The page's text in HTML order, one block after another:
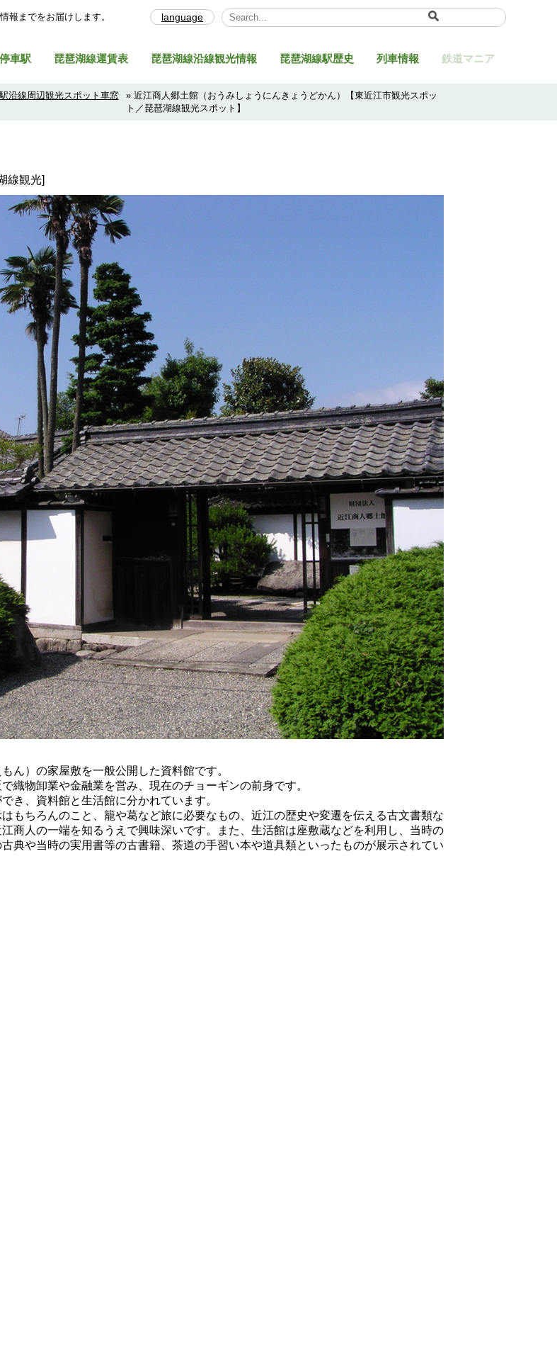
報までをお届けします。 language
車駅 琵琶湖線運賃表 琵琶湖線沿線観光情報 琵琶湖線駅歴史 列車情報 鉄道マニア
沿線周辺観光スポット車窓
» 近江商人郷土館（おうみしょうにんきょうどかん）【東近江市観光スポッ
ト／琵琶湖線観光スポット】
線観光]
ん）の家屋敷を一般公開した資料館です。
織物卸業や金融業を営み、現在のチョーギンの前身です。
き、資料館と生活館に分かれています。
もちろんのこと、籠や葛など旅に必要なもの、近江の歴史や変遷を伝える古文書類な
商人の一端を知るうえで興味深いです。また、生活館は座敷蔵などを利用し、当時の
典や当時の実用書等の古書籍、茶道の手習い本や道具類といったものが展示されてい